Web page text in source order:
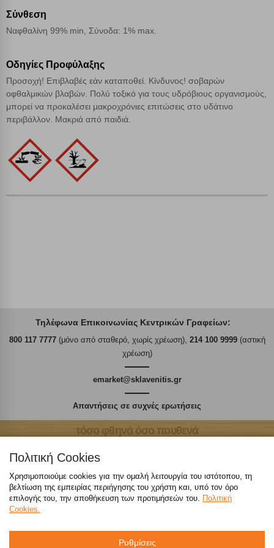
Σύνθεση
Ναφθαλίνη 99% min, Σύνοδα: 1% max.
Οδηγίες Προφύλαξης
Προσοχή! Επιβλαβές εάν καταποθεί. Κίνδυνος! σοβαρών
οφθαλμικών βλαβών. Πολύ τοξικό για τους υδρόβιους οργανισμούς,
μπορεί να προκαλέσει μακροχρόνιες επιτώσεις στο υδάτινο
περιβάλλον. Μακριά από παιδιά.
Τηλέφωνα Επικοινωνίας Κεντρικών Γραφείων:
800 117 7777(μόνο από σταθερό, χωρίς χρέωση), 214 100 9999(αστική
χρέωση)
emarket@sklavenitis.gr
Απαντήσεις σε συχνές ερωτήσεις
τόσο φθηνά όσο πουθενά
Καταστήματα
Πολιτική Cookies
Χρησιμοποιούμε cookies για την ομαλή λειτουργία του ιστότοπου, τη
βελτίωση της εμπειρίας περιήγησης του χρήστη και, υπό τον όρο
επιλογής του, την αποθήκευση των προτιμήσεών του. Πολιτική
Cookies.
Ρυθμίσεις
Cookies απόδοσης
Αποθήκευση ρυθμίσεων
Απόρριψη όλων